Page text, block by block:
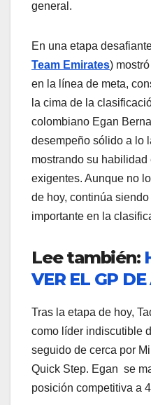
general.
En una etapa
Team Emirates)
en la línea de meta,
la cima de la
colombiano Egan
desempeño sólido a lo
mostrando su
exigentes. Aunque no
de hoy, continúa
importante en la
Lee también:
VER EL GP
Tras la etapa de hoy,
como líder indiscutible
seguido de cerca por
Quick Step. Egan se
posición competitiva a